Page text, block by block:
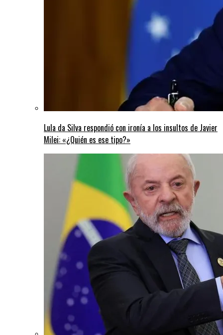
Lula da Silva respondió con ironía a los insultos de Javier
Milei: «¿Quién es ese tipo?»